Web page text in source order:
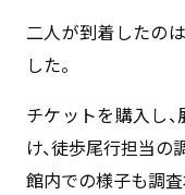
二人が到着したの
した。
チケットを購入し
け、徒歩尾行担当の
館内での様子も調査